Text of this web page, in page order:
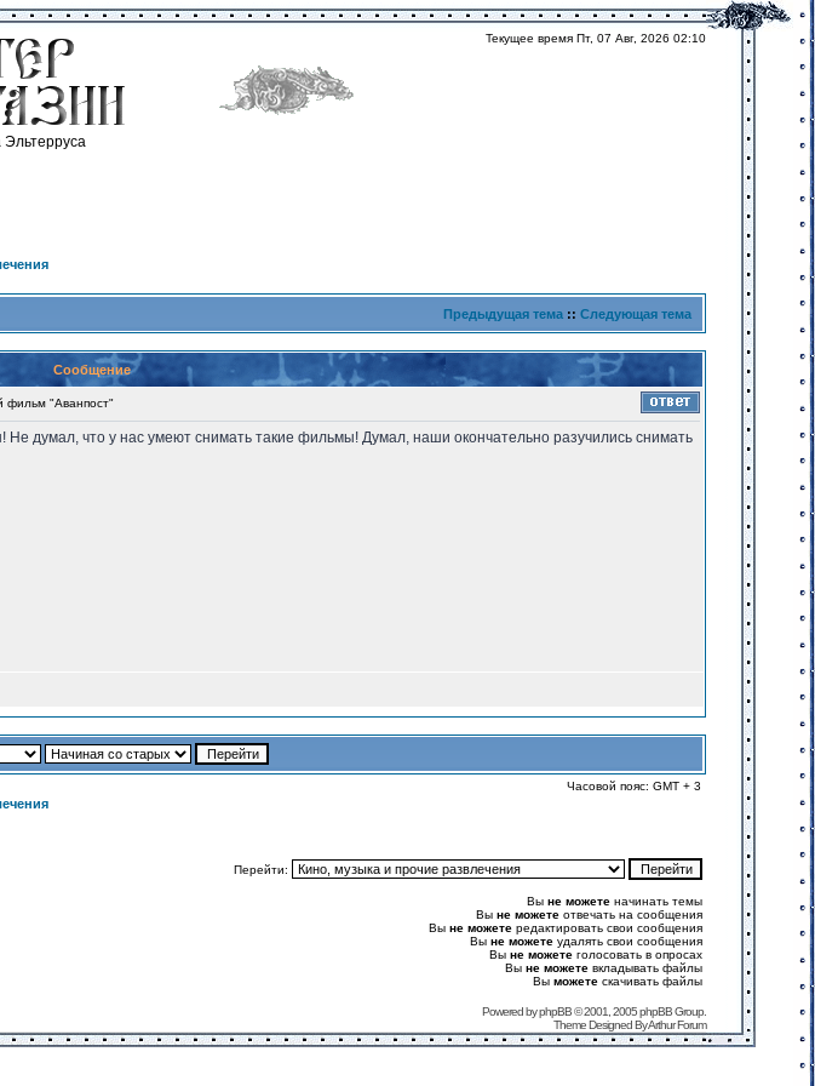
Текущее время Пт, 07 Авг, 2026 02:10
Предыдущая тема :: Следующая тема
Сообщение
фильм "Аванпост"
думал, что у нас умеют снимать такие фильмы! Думал, наши окончательно разучились снимать
Часовой пояс: GMT + 3
Перейти:
Вы не можете начинать темы
Вы не можете отвечать на сообщения
Вы не можете редактировать свои сообщения
Вы не можете удалять свои сообщения
Вы не можете голосовать в опросах
Вы не можете вкладывать файлы
Вы можете скачивать файлы
Powered byphpBB© 2001, 2005 phpBB Group.
Theme Designed ByArthur Forum